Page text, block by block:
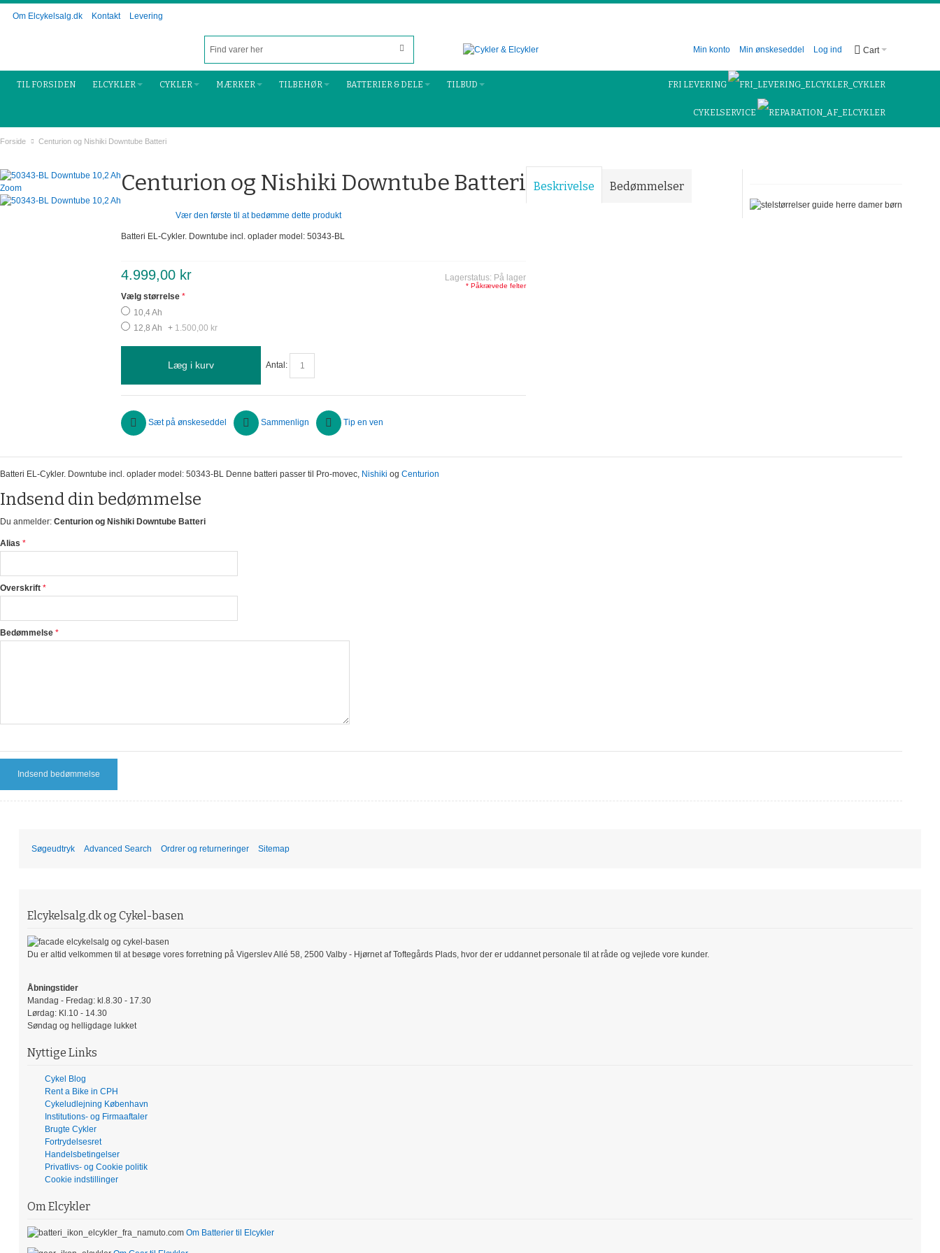
Om Elcykelsalg.dk Kontakt Levering
Cart
Min konto Min ønskeseddel Log ind
TIL FORSIDEN ELCYKLER CYKLER MÆRKER TILBEHØR BATTERIER & DELE TILBUD FRI LEVERING
CYKELSERVICE
Forside Centurion og Nishiki Downtube Batteri
Zoom Centurion og Nishiki Downtube Batteri
Vær den første til at bedømme dette produkt
Batteri EL-Cykler. Downtube incl. oplader model: 50343-BL
Lagerstatus: På lager
4.999,00 kr
Vælg størrelse
10,4 Ah
12,8 Ah
+ 1.500,00 kr
* Påkrævede felter
Antal:
Læg i kurv
Sæt på ønskeseddel Sammenlign Tip en ven
Beskrivelse Bedømmelser
Batteri EL-Cykler. Downtube incl. oplader model: 50343-BL Denne batteri passer til Pro-movec, Nishiki og Centurion
Indsend din bedømmelse
Du anmelder: Centurion og Nishiki Downtube Batteri
Alias
Overskrift
Bedømmelse
Indsend bedømmelse
Søgeudtryk Advanced Search Ordrer og returneringer Sitemap
Elcykelsalg.dk og Cykel-basen
Du er altid velkommen til at besøge vores forretning på Vigerslev Allé 58, 2500 Valby - Hjørnet af Toftegårds Plads, hvor der er uddannet personale til at råde og vejlede vore kunder.
Åbningstider
Mandag - Fredag: kl.8.30 - 17.30
Lørdag: Kl.10 - 14.30
Søndag og helligdage lukket
Nyttige Links
Cykel Blog
Rent a Bike in CPH
Cykeludlejning København
Institutions- og Firmaaftaler
Brugte Cykler
Fortrydelsesret
Handelsbetingelser
Privatlivs- og Cookie politik
Cookie indstillinger
Om Elcykler
Om Batterier til Elcykler